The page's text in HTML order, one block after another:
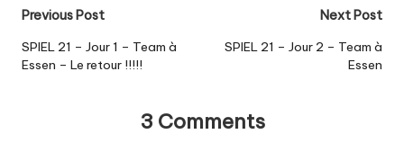
Post
navigation
Previous Post
SPIEL 21 – Jour 1 – Team à
Essen – Le retour !!!!!
Next Post
SPIEL 21 – Jour 2 – Team à
Essen
3 Comments